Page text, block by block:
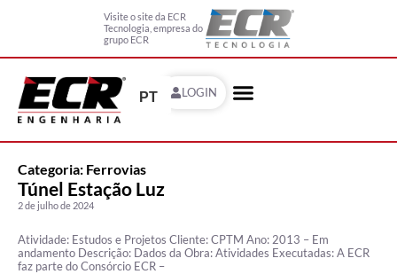
Visite o site da ECR
Tecnologia, empresa do
grupo ECR
PT LOGIN
Categoria: Ferrovias
Túnel Estação Luz
2 de julho de 2024
Atividade: Estudos e Projetos Cliente: CPTM Ano: 2013 – Em
andamento Descrição: Dados da Obra: Atividades Executadas: A ECR
faz parte do Consórcio ECR –